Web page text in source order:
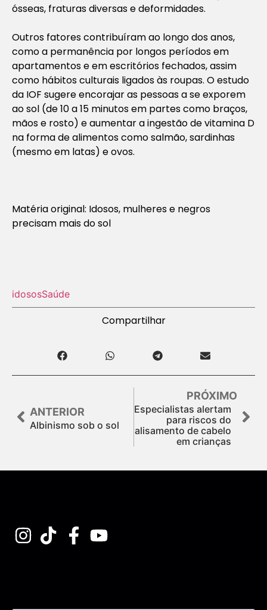
ósseas, fraturas diversas e deformidades.
Outros fatores contribuíram ao longo dos anos,
como a permanência por longos períodos em
apartamentos e em escritórios fechados, assim
como hábitos culturais ligados às roupas. O estudo
da IOF sugere encorajar as pessoas a se exporem
ao sol (de 10 a 15 minutos em partes como braços,
mãos e rosto) e aumentar a ingestão de vitamina D
na forma de alimentos como salmão, sardinhas
(mesmo em latas) e ovos.
Matéria original: Idosos, mulheres e negros
precisam mais do sol
idososSaúde
Compartilhar
ANTERIOR
Albinismo sob o sol
PRÓXIMO
Especialistas alertam
para riscos do
alisamento de cabelo
em crianças